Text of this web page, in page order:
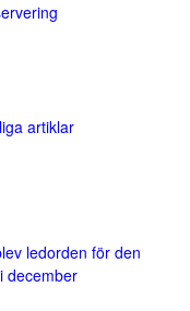
artiklar
ledorden för den
december